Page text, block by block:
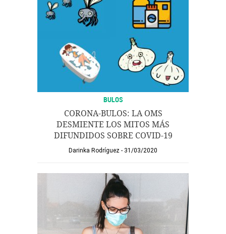
BULOS
CORONA-BULOS: LA OMS
DESMIENTE LOS MITOS MÁS
DIFUNDIDOS SOBRE COVID-19
Darinka Rodríguez 31/03/2020